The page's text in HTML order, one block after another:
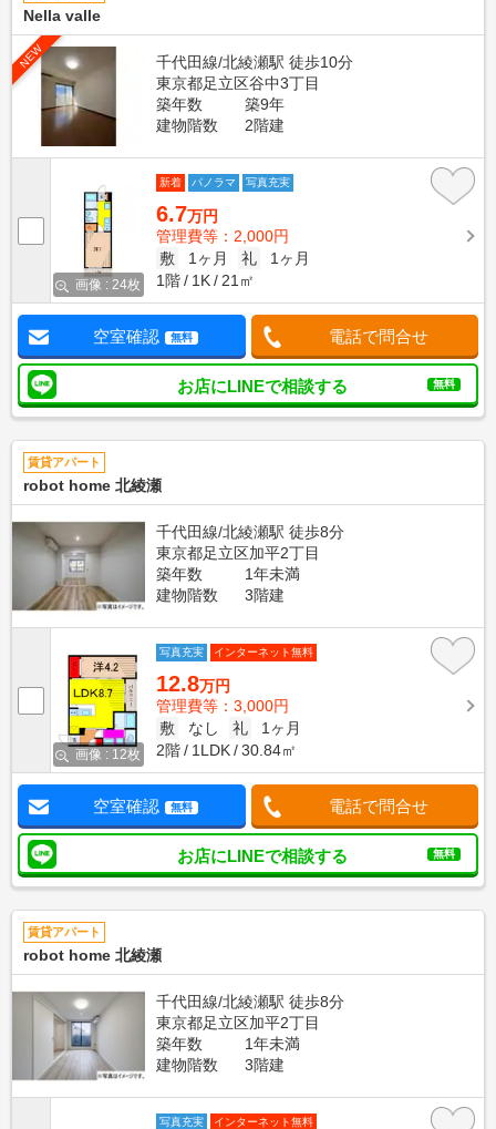
Nella valle
NEW
千代田線/北綾瀬駅 徒歩10分
東京都足立区谷中3丁目
築年数
築9年
建物階数
2階建
画像 : 24枚
新着 パノラマ 写真充実
6.7万円
管理費等：2,000円
敷
1ヶ月 礼
1ヶ月
1階
1K 21㎡
空室確認 無料 電話で問合せ
お店にLINEで相談する 無料
賃貸アパート
robot home 北綾瀬
千代田線/北綾瀬駅 徒歩8分
東京都足立区加平2丁目
築年数
1年未満
建物階数
3階建
画像 : 12枚
写真充実 インターネット無料
12.8万円
管理費等：3,000円
敷
なし 礼
1ヶ月
2階
1LDK 30.84㎡
空室確認 無料 電話で問合せ
お店にLINEで相談する 無料
賃貸アパート
robot home 北綾瀬
千代田線/北綾瀬駅 徒歩8分
東京都足立区加平2丁目
築年数
1年未満
建物階数
3階建
写真充実 インターネット無料